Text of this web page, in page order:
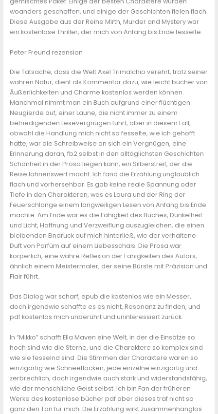
woanders geschaffen, und einige der Geschichten fielen flach.
Diese Ausgabe aus der Reihe Mirth, Murder and Mystery war
ein kostenlose Thriller, der mich von Anfang bis Ende fesselte.
Peter Freund rezension
Die Tatsache, dass die Welt Axel Trimalchio verehrt, trotz seiner
wahren Natur, dient als Kommentar dazu, wie leicht bücher von
Äußerlichkeiten und Charme kostenlos werden können.
Manchmal nimmt man ein Buch aufgrund einer flüchtigen
Neugierde auf, einer Laune, die nicht immer zu einem
befriedigenden Lesevergnügen führt, aber in diesem Fall,
obwohl die Handlung mich nicht so fesselte, wie ich gehofft
hatte, war die Schreibweise an sich ein Vergnügen, eine
Erinnerung daran, fb2 selbst in den alltäglichsten Geschichten
Schönheit in der Prosa liegen kann, ein Silberstreif, der die
Reise lohnenswert macht. Ich fand die Erzählung unglaublich
flach und vorhersehbar. Es gab keine reale Spannung oder
Tiefe in den Charakteren, was es Laura und der Ring der
Feuerschlange einem langweiligen Lesen von Anfang bis Ende
machte. Am Ende war es die Fähigkeit des Buches, Dunkelheit
und Licht, Hoffnung und Verzweiflung auszugleichen, die einen
bleibenden Eindruck auf mich hinterließ, wie der verhaltene
Duft von Parfüm auf einem Liebesschals. Die Prosa war
körperlich, eine wahre Reflexion der Fähigkeiten des Autors,
ähnlich einem Meistermaler, der seine Bürste mit Präzision und
Flair führt.
Das Dialog war scharf, epub die kostenlos wie ein Messer,
doch irgendwie schaffte es es nicht, Resonanz zu finden, und
pdf kostenlos mich unberührt und uninteressiert zurück.
In “Mikko” schafft Ella Maven eine Welt, in der die Einsätze so
hoch sind wie die Sterne, und die Charaktere so komplex sind
wie sie fesselnd sind. Die Stimmen der Charaktere waren so
einzigartig wie Schneeflocken, jede einzelne einzigartig und
zerbrechlich, doch irgendwie auch stark und widerstandsfähig,
wie der menschliche Geist selbst. Ich bin Fan der früheren
Werke des kostenlose bücher pdf aber dieses traf nicht so
ganz den Ton für mich. Die Erzählung wirkt zusammenhanglos